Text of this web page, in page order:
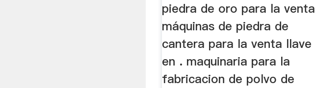
piedra de oro para la venta
máquinas de piedra de
cantera para la venta llave
en . maquinaria para la
fabricacion de polvo de